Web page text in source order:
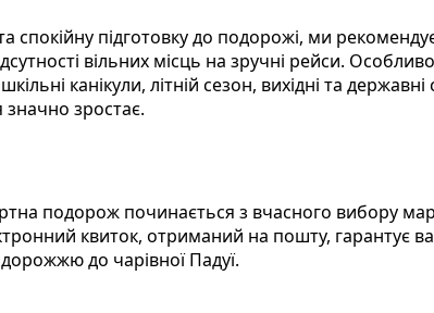
підготовку до подорожі, ми
вільних місць на зручні рейси.
канікули, літній сезон, вихідні та
зростає.
подорож починається з вчасного вибору
квиток, отриманий на пошту, гарантує
до чарівної Падуї.